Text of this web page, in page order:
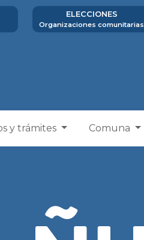
ELECCIONES
Organizaciones comunitarias
y trámites Comuna